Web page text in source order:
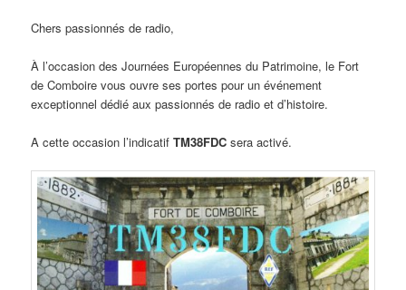
Chers passionnés de radio,
À l’occasion des Journées Européennes du Patrimoine, le Fort
de Comboire vous ouvre ses portes pour un événement
exceptionnel dédié aux passionnés de radio et d’histoire.
A cette occasion l’indicatifTM38FDC sera activé.